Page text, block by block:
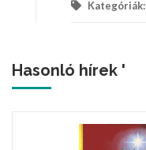
Kategóriák:
Hasonló hírek '